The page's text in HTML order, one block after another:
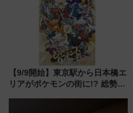
とめ（石川県）
【9/9開始】東京駅から日本橋エ
リアがポケモンの街に!? 総勢